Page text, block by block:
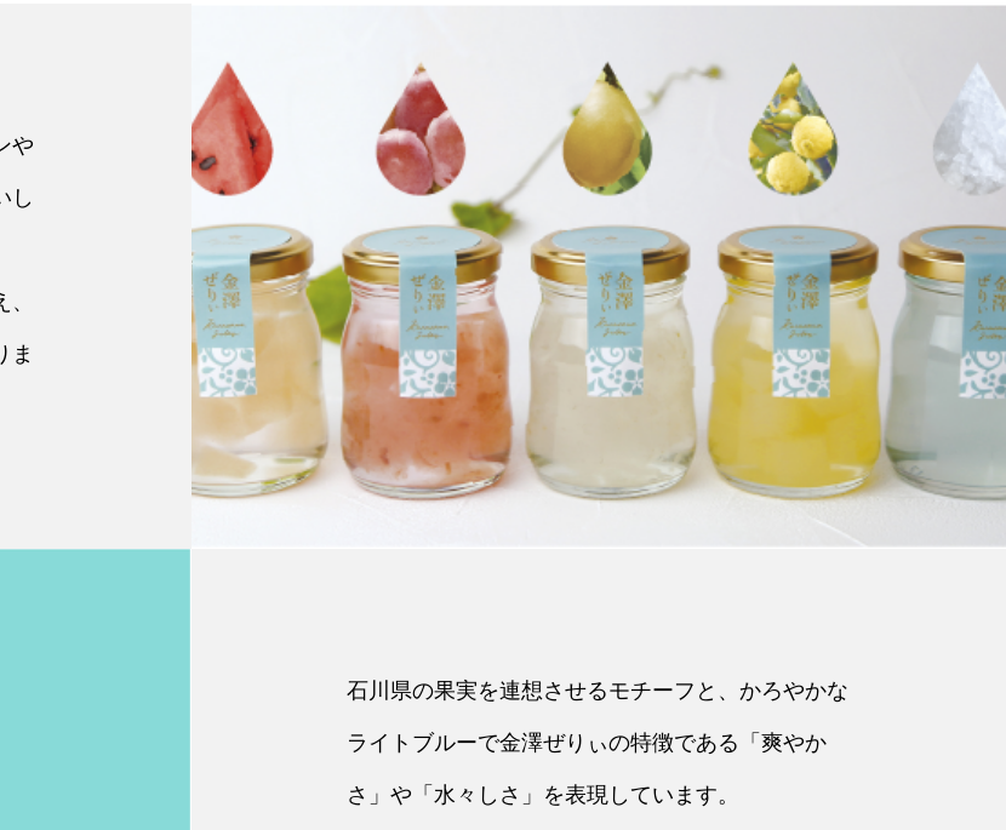
や
し
ま
石川県の果実を連想させるモチーフと、かろやかな
ライトブルーで金澤ぜりぃの特徴である「爽やか
さ」や「水々しさ」を表現しています。